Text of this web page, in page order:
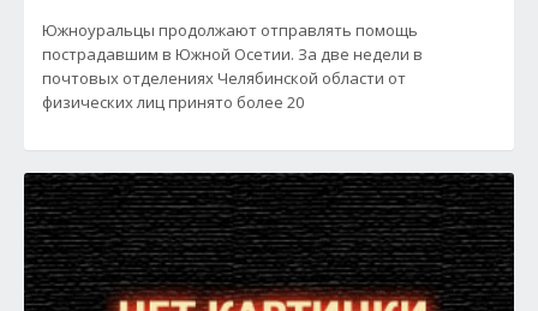
Южноуральцы продолжают отправлять помощь
пострадавшим в Южной Осетии. За две недели в
почтовых отделениях Челябинской области от
физических лиц принято более 20